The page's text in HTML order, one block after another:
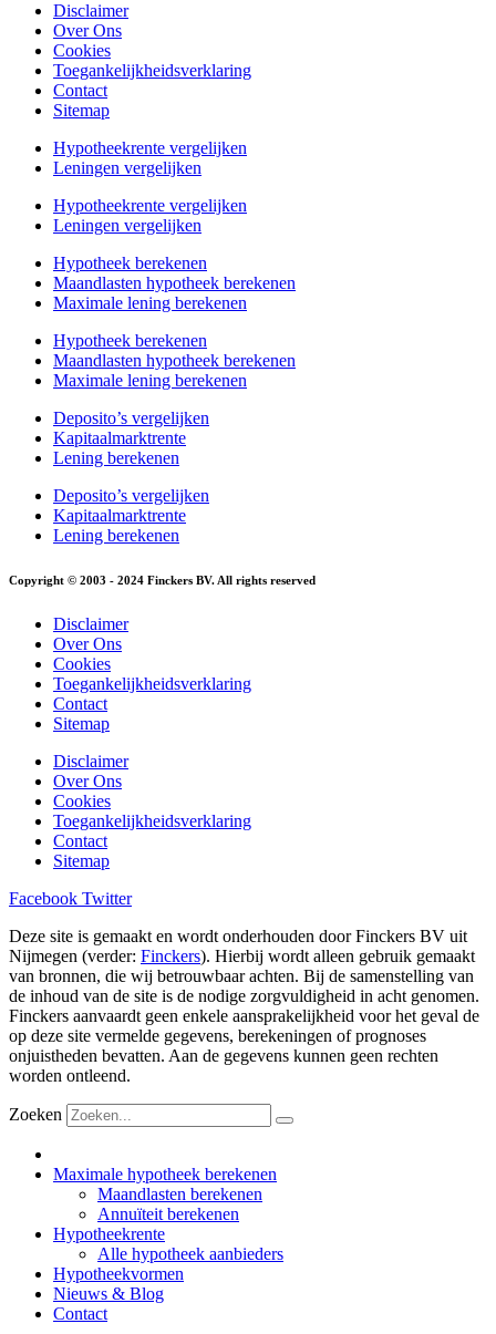
Disclaimer
Over Ons
Cookies
Toegankelijkheidsverklaring
Contact
Sitemap
Hypotheekrente vergelijken
Leningen vergelijken
Hypotheekrente vergelijken
Leningen vergelijken
Hypotheek berekenen
Maandlasten hypotheek berekenen
Maximale lening berekenen
Hypotheek berekenen
Maandlasten hypotheek berekenen
Maximale lening berekenen
Deposito’s vergelijken
Kapitaalmarktrente
Lening berekenen
Deposito’s vergelijken
Kapitaalmarktrente
Lening berekenen
Copyright © 2003 - 2024 Finckers BV. All rights reserved
Disclaimer
Over Ons
Cookies
Toegankelijkheidsverklaring
Contact
Sitemap
Disclaimer
Over Ons
Cookies
Toegankelijkheidsverklaring
Contact
Sitemap
Facebook Twitter
Deze site is gemaakt en wordt onderhouden door Finckers BV uit
Nijmegen (verder: Finckers). Hierbij wordt alleen gebruik gemaakt
van bronnen, die wij betrouwbaar achten. Bij de samenstelling van
de inhoud van de site is de nodige zorgvuldigheid in acht genomen.
Finckers aanvaardt geen enkele aansprakelijkheid voor het geval de
op deze site vermelde gegevens, berekeningen of prognoses
onjuistheden bevatten. Aan de gegevens kunnen geen rechten
worden ontleend.
Zoeken
Maximale hypotheek berekenen
Maandlasten berekenen
Annuïteit berekenen
Hypotheekrente
Alle hypotheek aanbieders
Hypotheekvormen
Nieuws & Blog
Contact